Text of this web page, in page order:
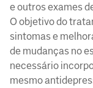
e outros exames
O objetivo do
sintomas e
de mudanças no
necessário
mesmo